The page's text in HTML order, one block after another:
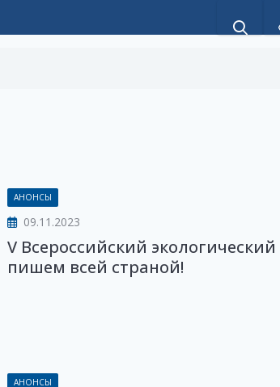
АНОНСЫ
09.11.2023
V Всероссийский
пишем всей страной!
АНОНСЫ